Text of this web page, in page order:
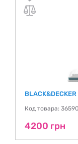
Код товара:
4200 грн